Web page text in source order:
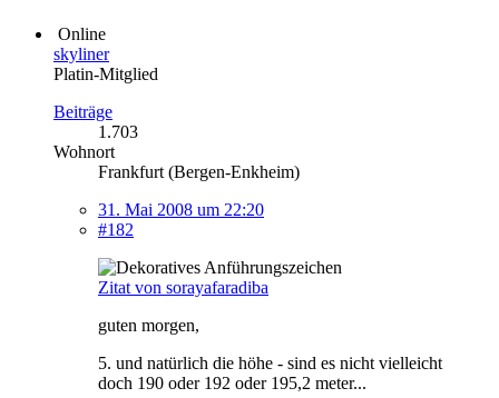
Online
skyliner
Platin-Mitglied
Beiträge
1.703
Wohnort
Frankfurt (Bergen-Enkheim)
31. Mai 2008 um 22:20
#182
Zitat von sorayafaradiba
guten morgen,
5. und natürlich die höhe - sind es nicht vielleicht
doch 190 oder 192 oder 195,2 meter...